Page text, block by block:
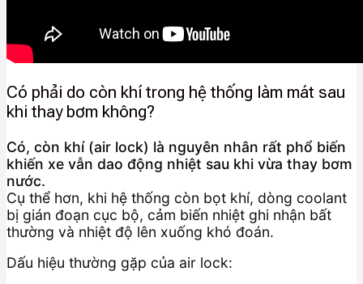
Có phải do còn khí trong hệ thống làm mát sau
khi thay bơm không?
Có, còn khí (air lock) là nguyên nhân rất phổ biến
khiến xe vẫn dao động nhiệt sau khi vừa thay bơm
nước.
Cụ thể hơn, khi hệ thống còn bọt khí, dòng coolant
bị gián đoạn cục bộ, cảm biến nhiệt ghi nhận bất
thường và nhiệt độ lên xuống khó đoán.
Dấu hiệu thường gặp của air lock: